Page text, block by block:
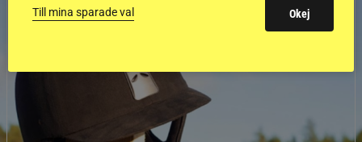
Till mina sparade val Okej